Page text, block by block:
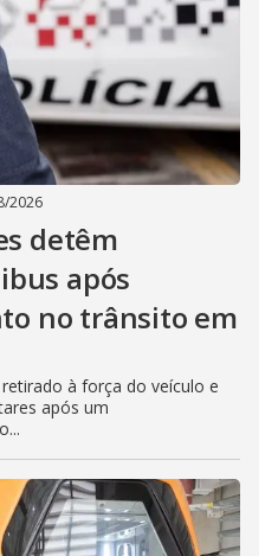
2026
detêm
após
no trânsito em
à força do veículo e
após um